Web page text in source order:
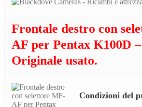
Frontale destro con
AF per Pentax K100D
Originale usato.
Condizioni del